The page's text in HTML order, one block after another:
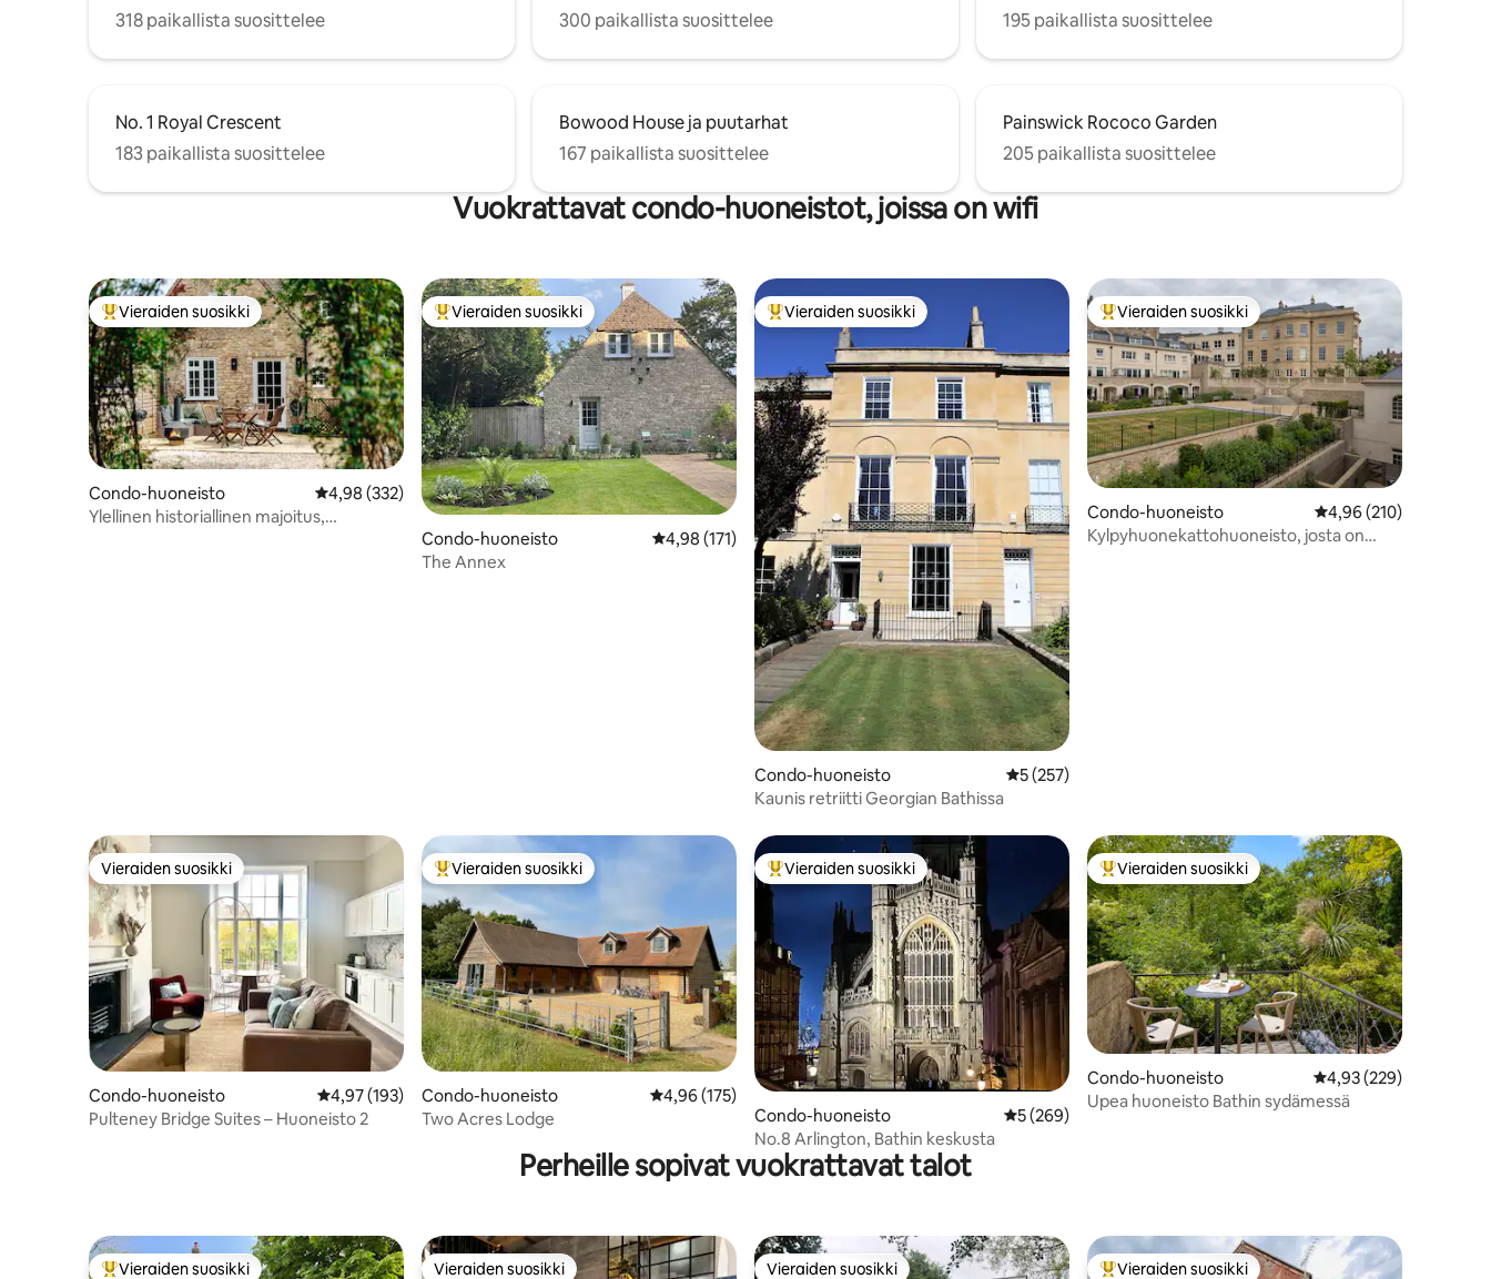
318 paikallista suosittelee
300 paikallista suosittelee
195 paikallista suosittelee
No. 1 Royal Crescent
183 paikallista suosittelee
Bowood House ja puutarhat
167 paikallista suosittelee
Painswick Rococo Garden
205 paikallista suosittelee
Vuokrattavat condo-huoneistot, joissa on wifi
Vieraiden suosikkien parhaimmistoa
Vieraiden suosikki
Condo-huoneisto Keskimääräinen arvio 4,98/5, 332 arvostelua
4,98 (332)
Ylellinen historiallinen majoitus,
Vieraiden suosikkien parhaimmistoa
Vieraiden suosikki
Condo-huoneisto Keskimääräinen arvio 4,98/5, 171 arvostelua
4,98 (171)
The Annex
Vieraiden suosikkien parhaimmistoa
Vieraiden suosikki
Condo-huoneisto Keskimääräinen arvio 5/5, 257 arvostelua
5 (257)
Kaunis retriitti Georgian Bathissa
Vieraiden suosikkien parhaimmistoa
Vieraiden suosikki
Condo-huoneisto Keskimääräinen arvio
4,96 (210)
Kylpyhuonekattohuoneisto, josta on
Vieraiden suosikki
Vieraiden suosikki
Condo-huoneisto Keskimääräinen arvio 4,97/5, 193 arvostelua
4,97 (193)
Pulteney Bridge Suites – Huoneisto 2
Vieraiden suosikkien parhaimmistoa
Vieraiden suosikki
Condo-huoneisto Keskimääräinen arvio 4,96/5, 175 arvostelua
4,96 (175)
Two Acres Lodge
Vieraiden suosikkien parhaimmistoa
Vieraiden suosikki
Condo-huoneisto Keskimääräinen arvio 5/5, 269 arvostelua
5 (269)
No.8 Arlington, Bathin keskusta
Vieraiden suosikkien parhaimmistoa
Vieraiden suosikki
Condo-huoneisto Keskimääräinen arvio
4,93 (229)
Upea huoneisto Bathin sydämessä
Perheille sopivat vuokrattavat talot
Vieraiden suosikki Vieraiden suosikki Vieraiden suosikki Vieraiden suosikki